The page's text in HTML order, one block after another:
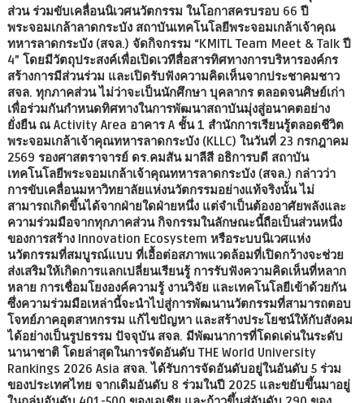
ส่วน ร่วมขับเคลื่อนนิเวศนวัตกรรม ในโอกาสครบรอบ 66 ปี
พระจอมเกล้าลาดกระบัง สถาบันเทคโนโลยีพระจอมเกล้าเจ้าคุณ
ทหารลาดกระบัง (สจล.) จัดกิจกรรม “KMITL Team Meet & Talk ปี
4” โดยมีวัตถุประสงค์เพื่อเปิดเวทีสื่อสารทิศทางการบริหารองค์กร
สร้างการมีส่วนร่วม และเปิดรับฟังความคิดเห็นจากประชาคมชาว
สจล. ทุกภาคส่วน ไม่ว่าจะเป็นนักศึกษา บุคลากร ตลอดจนศิษย์เก่า
เพื่อร่วมกันกำหนดทิศทางในการพัฒนาสถาบันมุ่งสู่อนาคตอย่าง
ยั่งยืน ณ Activity Area อาคาร A ชั้น 1 สำนักการเรียนรู้ตลอดชีวิต
พระจอมเกล้าเจ้าคุณทหารลาดกระบัง (KLLC) ในวันที่ 23 กรกฎาคม
2569 รองศาสตราจารย์ ดร.คมสัน มาลีสี อธิการบดี สถาบัน
เทคโนโลยีพระจอมเกล้าเจ้าคุณทหารลาดกระบัง (สจล.) กล่าวว่า
การขับเคลื่อนมหาวิทยาลัยแห่งนวัตกรรมอย่างแท้จริงนั้น ไม่
สามารถเกิดขึ้นได้จากฝ่ายใดฝ่ายหนึ่ง แต่จำเป็นต้องอาศัยพลังและ
ความร่วมมือจากทุกภาคส่วน กิจกรรมในลักษณะนี้ถือเป็นส่วนหนึ่ง
ของการสร้าง Innovation Ecosystem หรือระบบนิเวศแห่ง
นวัตกรรมที่สมบูรณ์แบบ ที่เอื้อต่อสภาพแวดล้อมที่เปิดกว้างจะช่วย
ส่งเสริมให้เกิดการแลกเปลี่ยนเรียนรู้ การรับฟังความคิดเห็นที่หลาก
หลาย การเชื่อมโยงองค์ความรู้ งานวิจัย และเทคโนโลยีเข้าด้วยกัน
ซึ่งความร่วมมือเหล่านี้จะนำไปสู่การพัฒนานวัตกรรมที่สามารถตอบ
โจทย์ภาคอุตสาหกรรม แก้ไขปัญหา และสร้างประโยชน์ให้กับสังคม
ได้อย่างเป็นรูปธรรม ปัจจุบัน สจล. มีพัฒนาการที่โดดเด่นในระดับ
นานาชาติ โดยล่าสุดในการจัดอันดับ THE World University
Rankings 2026 Asia สจล. ได้รับการจัดอันดับอยู่ในอันดับ 5 ร่วม
ของประเทศไทย จากเดิมอันดับ 8 ร่วมในปี 2025 และขยับขึ้นมาอยู่